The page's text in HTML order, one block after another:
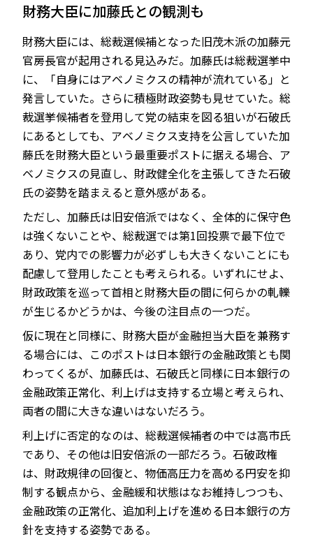
財務大臣に加藤氏との観測も
財務大臣には、総裁選候補となった旧茂木派の加藤元
官房長官が起用される見込みだ。加藤氏は総裁選挙中
に、「自身にはアベノミクスの精神が流れている」と
発言していた。さらに積極財政姿勢も見せていた。総
裁選挙候補者を登用して党の結束を図る狙いが石破氏
にあるとしても、アベノミクス支持を公言していた加
藤氏を財務大臣という最重要ポストに据える場合、ア
ベノミクスの見直し、財政健全化を主張してきた石破
氏の姿勢を踏まえると意外感がある。
ただし、加藤氏は旧安倍派ではなく、全体的に保守色
は強くないことや、総裁選では第1回投票で最下位で
あり、党内での影響力が必ずしも大きくないことにも
配慮して登用したことも考えられる。いずれにせよ、
財政政策を巡って首相と財務大臣の間に何らかの軋轢
が生じるかどうかは、今後の注目点の一つだ。
仮に現在と同様に、財務大臣が金融担当大臣を兼務す
る場合には、このポストは日本銀行の金融政策とも関
わってくるが、加藤氏は、石破氏と同様に日本銀行の
金融政策正常化、利上げは支持する立場と考えられ、
両者の間に大きな違いはないだろう。
利上げに否定的なのは、総裁選候補者の中では高市氏
であり、その他は旧安倍派の一部だろう。石破政権
は、財政規律の回復と、物価高圧力を高める円安を抑
制する観点から、金融緩和状態はなお維持しつつも、
金融政策の正常化、追加利上げを進める日本銀行の方
針を支持する姿勢である。